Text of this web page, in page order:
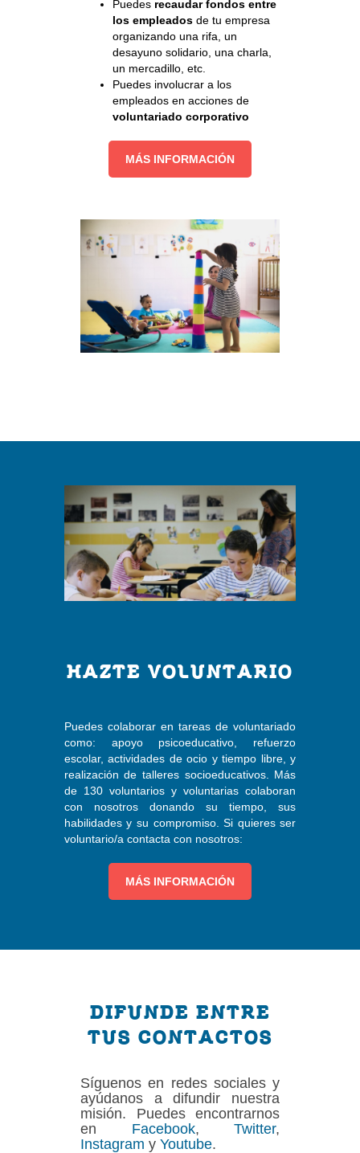
Puedes recaudar fondos entre
los empleadosde tu empresa
organizando una rifa, un
desayuno solidario, una charla,
un mercadillo, etc.
Puedes involucrar a los
empleados en acciones de
voluntariado corporativo
MÁS INFORMACIÓN
HAZTE VOLUNTARIO
Puedes colaborar en tareas de voluntariado
como: apoyo psicoeducativo, refuerzo
escolar, actividades de ocio y tiempo libre, y
realización de talleres socioeducativos. Más
de 130 voluntarios y voluntarias colaboran
con nosotros donando su tiempo, sus
habilidades y su compromiso. Si quieres ser
voluntario/a contacta con nosotros:
MÁS INFORMACIÓN
DIFUNDE ENTRE
TUS CONTACTOS
Síguenos en redes sociales y
ayúdanos a difundir nuestra
misión. Puedes encontrarnos
en Facebook,Twitter,
Instagram y Youtube.